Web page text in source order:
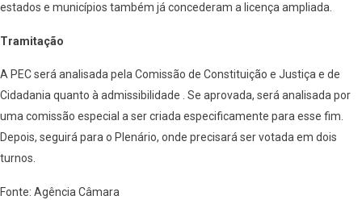
estados e municípios também já concederam a licença ampliada.
Tramitação
A PEC será analisada pela Comissão de Constituição e Justiça e de
Cidadania quanto à admissibilidade . Se aprovada, será analisada por
uma comissão especial a ser criada especificamente para esse fim.
Depois, seguirá para o Plenário, onde precisará ser votada em dois
turnos.
Fonte: Agência Câmara